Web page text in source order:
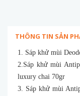
THÔNG TIN SẢN
1. Sáp khử mùi
2.Sáp khử mùi
luxury chai 70gr
3. Sáp khử mùi